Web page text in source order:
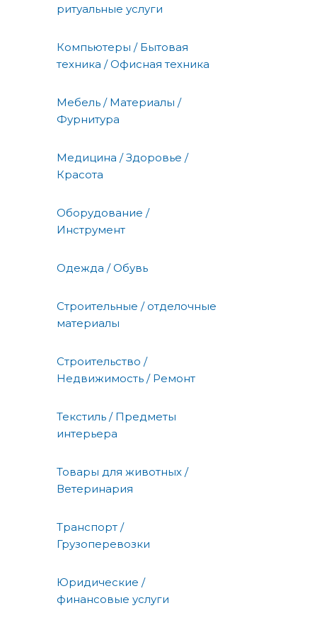
ритуальные услуги
Компьютеры / Бытовая
техника / Офисная техника
Мебель / Материалы /
Фурнитура
Медицина / Здоровье /
Красота
Оборудование /
Инструмент
Одежда / Обувь
Строительные / отделочные
материалы
Строительство /
Недвижимость / Ремонт
Текстиль / Предметы
интерьера
Товары для животных /
Ветеринария
Транспорт /
Грузоперевозки
Юридические /
финансовые услуги